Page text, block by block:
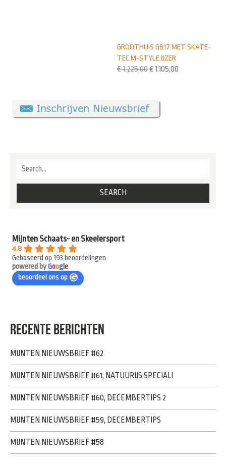
GROOTHUIS GB17 MET SKATE-
TEC M-STYLE IJZER
€1.225,00€ 1.105,00
Mijnten Schaats- en Skeelersport
4.8
Gebaseerd op 193 beoordelingen
powered byGooge
beoordeel ons op
RECENTE BERICHTEN
MIJNTEN NIEUWSBRIEF #62
MIJNTEN NIEUWSBRIEF #61, NATUURIJS SPECIAL!
MIJNTEN NIEUWSBRIEF #60, DECEMBERTIPS 2
MIJNTEN NIEUWSBRIEF #59, DECEMBERTIPS
MIJNTEN NIEUWSBRIEF #58